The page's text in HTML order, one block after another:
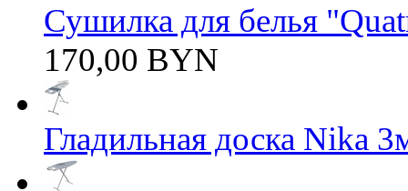
Сушилка для белья
170,00 BYN
Гладильная доска Nika